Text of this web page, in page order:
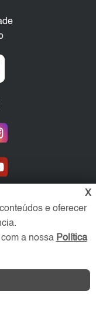
Contatar
X
e oferecer
a nossa Política